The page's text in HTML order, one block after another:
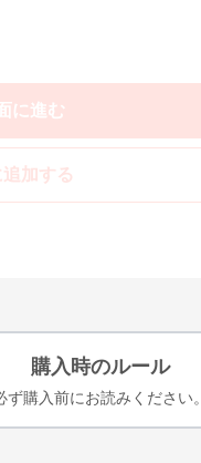
に進む
加する
購入時のルール
ず購入前にお読みください。